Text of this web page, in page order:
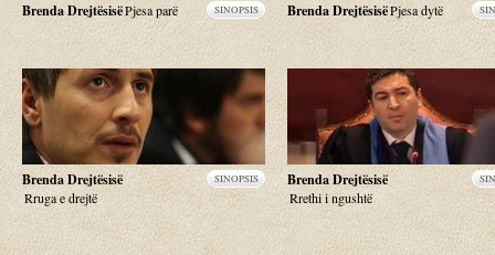
Brenda DrejtësisëPjesa parë SINOPSIS Brenda DrejtësisëPjesa dytë
Brenda Drejtësisë
Rruga e drejtë
SINOPSIS Brenda Drejtësisë
Rrethi i ngushtë